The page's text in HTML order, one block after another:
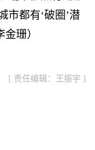
市都有‘破圈’潜
珊）
[ 责任编辑：王振宇 ]